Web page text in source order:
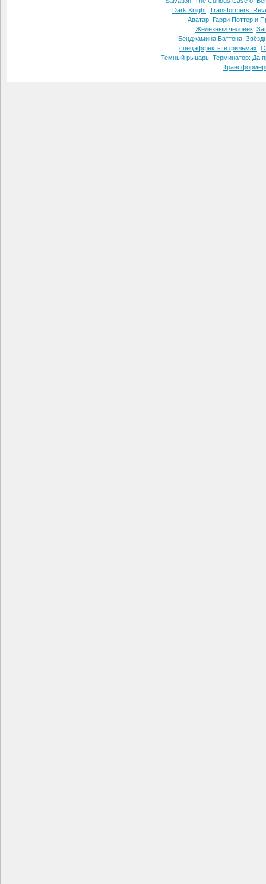
Dark Knight Transformers:
Аватар Гарри Поттер и
Железный человек
Бенджамина Баттона
спецэффекты в фильмах
Темный рыцарь Терминатор: Да